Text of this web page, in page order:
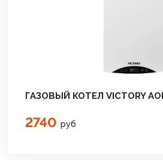
ГАЗОВЫЙ КОТЕЛ VICTORY
2740 руб